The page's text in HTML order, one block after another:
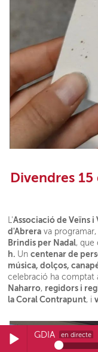
Divendres
L'Associació de Veïns
d'Abrera va
Brindis per Nadal, que
h. Uncentenar de
música, dolços,
celebració ha comptat
Naharro, regidors i
la Coral Contrapunt, i
FÓRMULA MIGDIA en